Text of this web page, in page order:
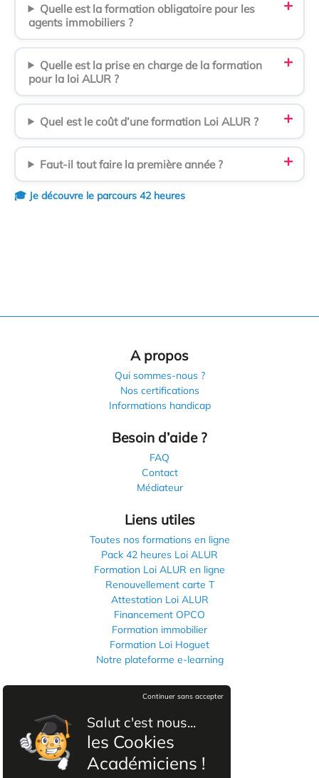
Quelle est la formation obligatoire pour les
agents immobiliers ?
Quelle est la prise en charge de la formation
pour la loi ALUR ?
Quel est le coût d’une formation Loi ALUR ?
Faut-il tout faire la première année ?
🎓 Je découvre le parcours 42 heures
A propos
Qui sommes-nous ?
Nos certifications
Informations handicap
Besoin d’aide ?
FAQ
Contact
Médiateur
Liens utiles
Toutes nos formations en ligne
Pack 42 heures Loi ALUR
Formation Loi ALUR en ligne
Renouvellement carte T
Attestation Loi ALUR
Financement OPCO
Formation immobilier
Formation Loi Hoguet
Notre plateforme e-learning
Informations légales
Politique de confidentialité
CGVU
Salut c'est nous...
les Cookies
Académiciens !
Continuer sans accepter